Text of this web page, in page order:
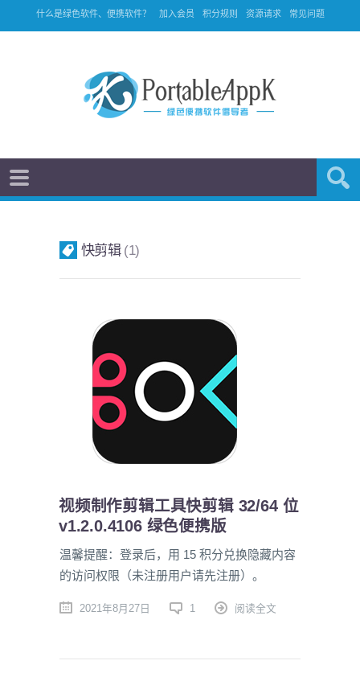
什么是绿色软件、便携软件？ 加入会员 积分规则 资源请求 常见问题
快剪辑 1
视频制作剪辑工具快剪辑 32/64 位
v1.2.0.4106 绿色便携版
温馨提醒：登录后，用 15 积分兑换隐藏内容
的访问权限（未注册用户请先注册）。
2021年8月27日 1 阅读全文